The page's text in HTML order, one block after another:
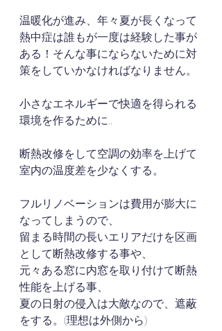
温暖化が進み、年々夏が長くなって
熱中症は誰もが一度は経験した事が
ある！そんな事にならないために対
策をしていかなければなりません。
小さなエネルギーで快適を得られる
環境を作るために..
断熱改修をして空調の効率を上げて
室内の温度差を少なくする。
フルリノベーションは費用が膨大に
なってしまうので、
留まる時間の長いエリアだけを区画
として断熱改修する事や、
元々ある窓に内窓を取り付けて断熱
性能を上げる事、
夏の日射の侵入は大敵なので、遮蔽
をする。(理想は外側から)